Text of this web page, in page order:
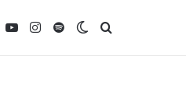
FacebookYouTubeInstagram
SpotifySwitch skin